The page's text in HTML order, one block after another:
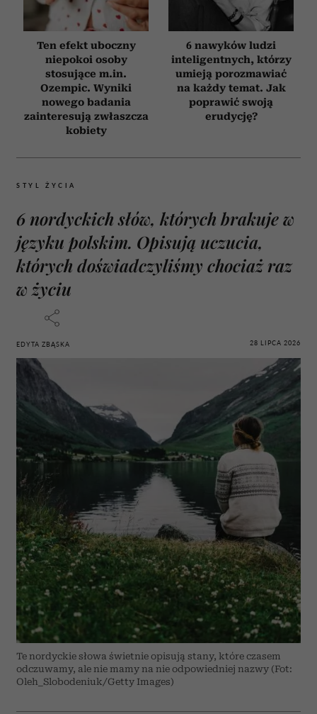
Ten efekt uboczny
niepokoi osoby
stosujące m.in.
Ozempic. Wyniki
nowego badania
zainteresują zwłaszcza
kobiety
6 nawyków ludzi
inteligentnych, którzy
umieją porozmawiać
na każdy temat. Jak
poprawić swoją
erudycję?
STYL ŻYCIA
6 nordyckich słów, których brakuje w
języku polskim. Opisują uczucia,
których doświadczyliśmy chociaż raz
w życiu
EDYTA ZBĄSKA 28 LIPCA 2026
Te nordyckie słowa świetnie opisują stany, które czasem
odczuwamy, ale nie mamy na nie odpowiedniej nazwy (Fot:
Oleh_Slobodeniuk/Getty Images)